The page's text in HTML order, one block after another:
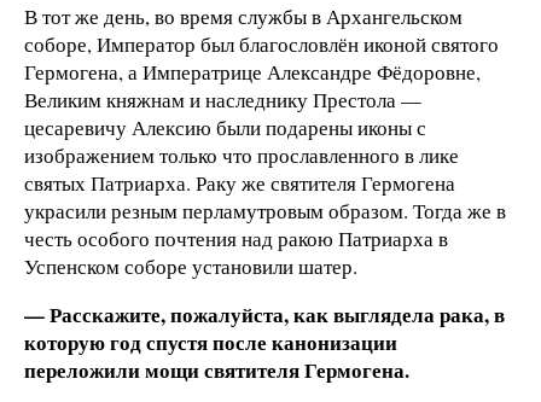
В тот же день, во время службы в Архангельском
соборе, Император был благословлён иконой святого
Гермогена, а Императрице Александре Фёдоровне,
Великим княжнам и наследнику Престола —
цесаревичу Алексию были подарены иконы с
изображением только что прославленного в лике
святых Патриарха. Раку же святителя Гермогена
украсили резным перламутровым образом. Тогда же в
честь особого почтения над ракою Патриарха в
Успенском соборе установили шатер.
— Расскажите, пожалуйста, как выглядела рака, в
которую год спустя после канонизации
переложили мощи святителя Гермогена.